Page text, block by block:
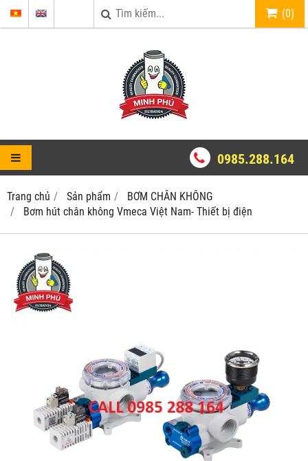
(0)
0985.288.164
Trang chủ Sản phẩm
BƠM CHÂN KHÔNG
Bơm hút chân không Vmeca Việt Nam- Thiết bị điện